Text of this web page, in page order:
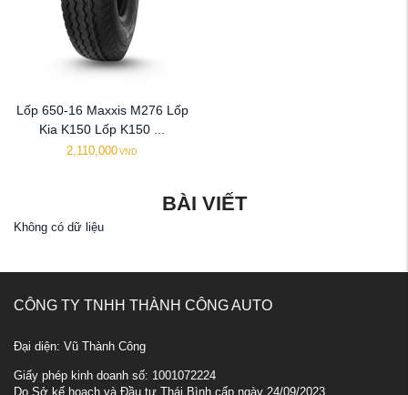
Lốp 650-16 Maxxis M276 Lốp
Kia K150 Lốp K150 ...
2,110,000 VND
BÀI VIẾT
Không có dữ liệu
CÔNG TY TNHH THÀNH CÔNG AUTO
Đại diện: Vũ Thành Công
Giấy phép kinh doanh số: 1001072224
Do Sở kế hoạch và Đầu tư Thái Bình cấp ngày 24/09/2023